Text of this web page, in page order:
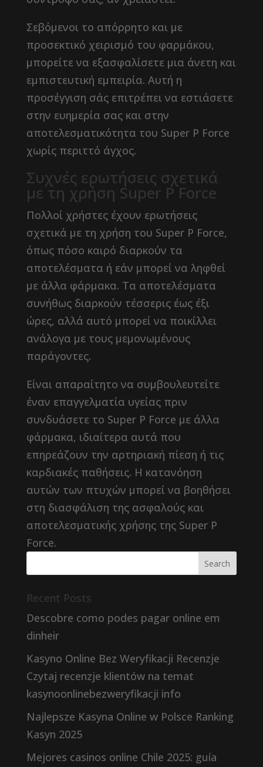
Σεβόμενοι το απόρρητο και με
προσεκτικό χειρισμό του φαρμάκου,
μπορείτε να εξασφαλίσετε μια άνετη και
εμπιστευτική εμπειρία. Αυτή η
προσέγγιση σάς επιτρέπει να εστιάσετε
στην ευημερία σας και στην
αποτελεσματικότητα του Super P Force
χωρίς περιττό άγχος.
Συχνές ερωτήσεις σχετικά
με τη χρήση Super P Force
Πολλοί χρήστες έχουν ερωτήσεις
σχετικά με τη χρήση του Super P Force,
όπως πόσο καιρό διαρκούν τα
αποτελέσματα ή εάν μπορεί να ληφθεί
με άλλα φάρμακα. Τα αποτελέσματα
συνήθως διαρκούν τέσσερις έως έξι
ώρες, αλλά αυτό μπορεί να ποικίλλει
ανάλογα με τους μεμονωμένους
παράγοντες.
Είναι απαραίτητο να συμβουλευτείτε
έναν επαγγελματία υγείας πριν
συνδυάσετε το Super P Force με άλλα
φάρμακα, ιδιαίτερα αυτά που
επηρεάζουν την αρτηριακή πίεση ή τις
καρδιακές παθήσεις. Η κατανόηση
αυτών των πτυχών μπορεί να βοηθήσει
στη διασφάλιση της ασφαλούς και
αποτελεσματικής χρήσης της Super P
Force.
Recent Posts
Descobre como podes pagar online em
dinheir
Kasyno Online Bez Weryfikacji Recenzje
Czytaj recenzje klientów na temat
kasynoonlinebezweryfikacji info
Najlepsze Kasyna Online w Polsce Ranking
Kasyn 2025
Mejores casinos online Chile 2025: guía